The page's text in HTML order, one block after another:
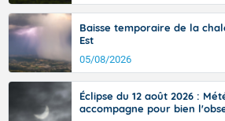
Baisse temporaire de la
Est
05/08/2026
Éclipse du 12 août 2026 :
accompagne pour bien